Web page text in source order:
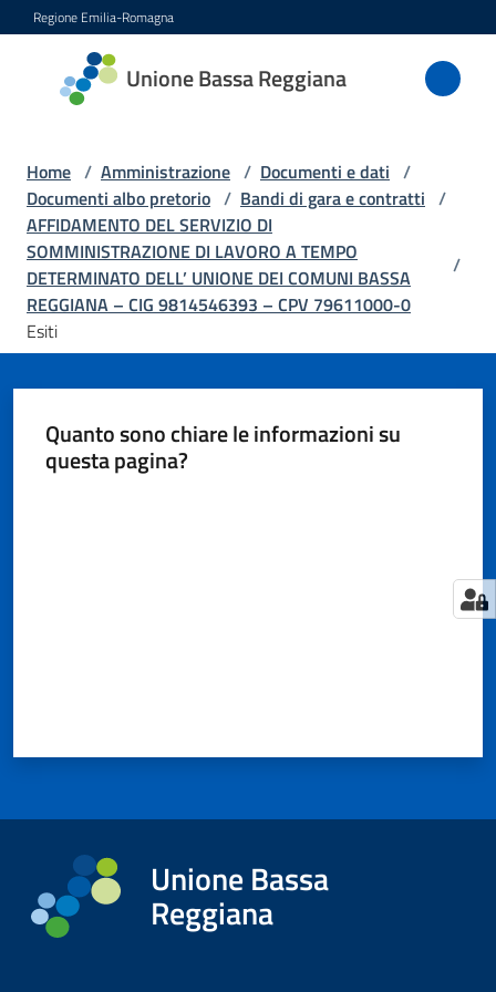
Vai al contenuto
Vai alla navigazione
Vai al footer
Regione Emilia-Romagna
Unione Bassa Reggiana
Unione
Bassa
Amministrazione
Menu selezionato
Novità
Servizi
l'Unione
su
Home / Amministrazione / Documenti e dati /
Documenti albo pretorio / Bandi di gara e contratti /
AFFIDAMENTO DEL SERVIZIO DI
SOMMINISTRAZIONE DI LAVORO A TEMPO
DETERMINATO DELL’ UNIONE DEI COMUNI BASSA
REGGIANA – CIG 9814546393 – CPV 79611000-0
/
Esiti
Quanto sono chiare le informazioni su
questa pagina?
Unione Bassa
Reggiana